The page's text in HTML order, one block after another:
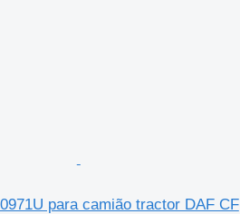
para camião tractor DAF CF